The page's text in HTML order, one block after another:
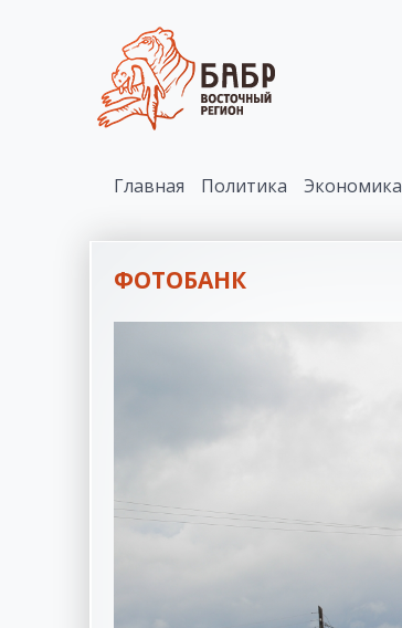
Главная Политика Экономика
ФОТОБАНК